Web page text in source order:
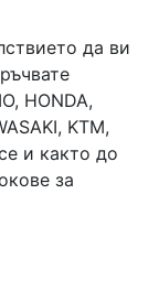
да ви
HONDA,
KTM,
и както до
за